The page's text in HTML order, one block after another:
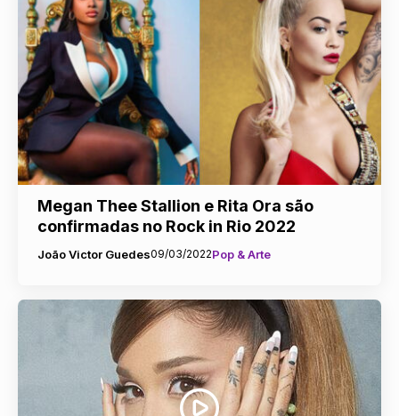
Megan Thee Stallion e Rita Ora são
confirmadas no Rock in Rio 2022
João Victor Guedes09/03/2022Pop & Arte